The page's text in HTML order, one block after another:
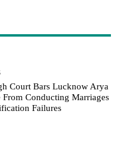
Court Bars Lucknow Arya
From Conducting Marriages
Failures